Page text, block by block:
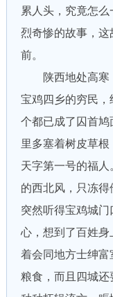
累人头，究竟怎
烈奇惨的故事，这
前。
陕西地处高寒，
宝鸡四乡的穷民
个都已成了囚首
里多塞着树皮草
天字第一号的福
的西北风，只冻得
突然听得宝鸡城
心，想到了百姓
着会同地方士绅富
粮食，而且四城还